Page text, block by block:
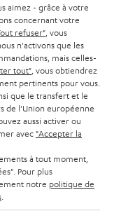
aimez - grâce à votre
concernant votre
refuser" , vous
n'activons que les
mais celles-
tout" , vous obtiendrez
pertinents pour vous.
que le transfert et le
de l'Union européenne
aussi activer ou
avec "Accepter la
à tout moment,
Pour plus
notre politique de